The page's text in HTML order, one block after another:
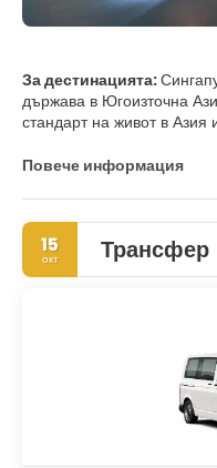
За дестинацията:
държава в Югоизточна
стандарт на живот в Азия
комбинация от стари и
смесица от древни
Сингапур е един от най-
че градът е наречен
атракции са
и има голямо
най-известната
структура на Merlion се
намира в централния
очарователни етнически
Арабската улица,
определено си струва да
Повече информация
15
окт Трансфер